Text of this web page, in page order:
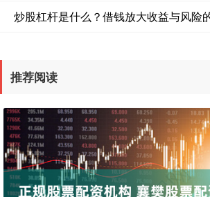
炒股杠杆是什么？借钱放大收益与风险
推荐阅读